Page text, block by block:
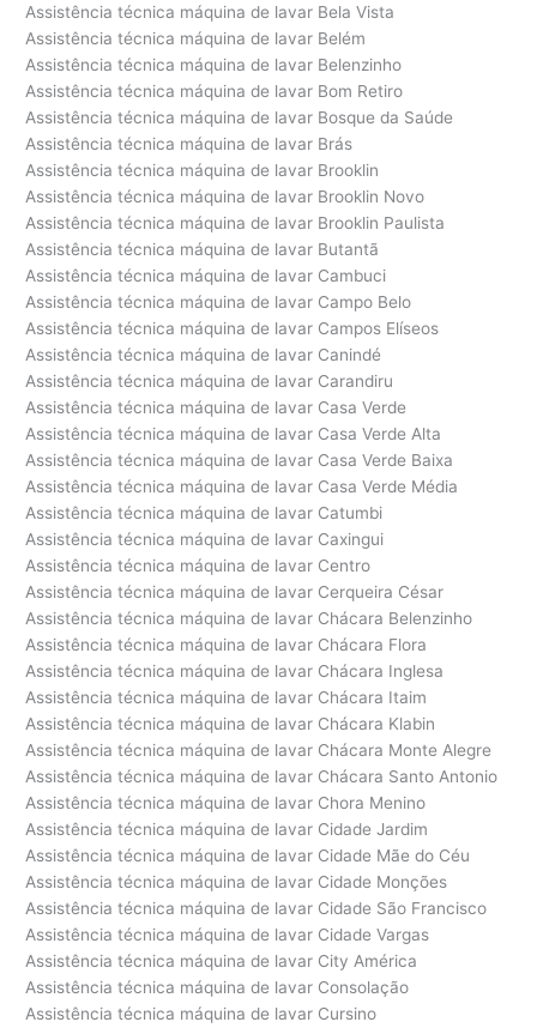
Assistência técnica máquina de lavar Bela Vista
Assistência técnica máquina de lavar Belém
Assistência técnica máquina de lavar Belenzinho
Assistência técnica máquina de lavar Bom Retiro
Assistência técnica máquina de lavar Bosque da Saúde
Assistência técnica máquina de lavar Brás
Assistência técnica máquina de lavar Brooklin
Assistência técnica máquina de lavar Brooklin Novo
Assistência técnica máquina de lavar Brooklin Paulista
Assistência técnica máquina de lavar Butantã
Assistência técnica máquina de lavar Cambuci
Assistência técnica máquina de lavar Campo Belo
Assistência técnica máquina de lavar Campos Elíseos
Assistência técnica máquina de lavar Canindé
Assistência técnica máquina de lavar Carandiru
Assistência técnica máquina de lavar Casa Verde
Assistência técnica máquina de lavar Casa Verde Alta
Assistência técnica máquina de lavar Casa Verde Baixa
Assistência técnica máquina de lavar Casa Verde Média
Assistência técnica máquina de lavar Catumbi
Assistência técnica máquina de lavar Caxingui
Assistência técnica máquina de lavar Centro
Assistência técnica máquina de lavar Cerqueira César
Assistência técnica máquina de lavar Chácara Belenzinho
Assistência técnica máquina de lavar Chácara Flora
Assistência técnica máquina de lavar Chácara Inglesa
Assistência técnica máquina de lavar Chácara Itaim
Assistência técnica máquina de lavar Chácara Klabin
Assistência técnica máquina de lavar Chácara Monte Alegre
Assistência técnica máquina de lavar Chácara Santo Antonio
Assistência técnica máquina de lavar Chora Menino
Assistência técnica máquina de lavar Cidade Jardim
Assistência técnica máquina de lavar Cidade Mãe do Céu
Assistência técnica máquina de lavar Cidade Monções
Assistência técnica máquina de lavar Cidade São Francisco
Assistência técnica máquina de lavar Cidade Vargas
Assistência técnica máquina de lavar City América
Assistência técnica máquina de lavar Consolação
Assistência técnica máquina de lavar Cursino